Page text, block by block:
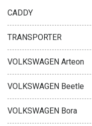
CADDY
TRANSPORTER
VOLKSWAGEN Arteon
VOLKSWAGEN Beetle
VOLKSWAGEN Bora